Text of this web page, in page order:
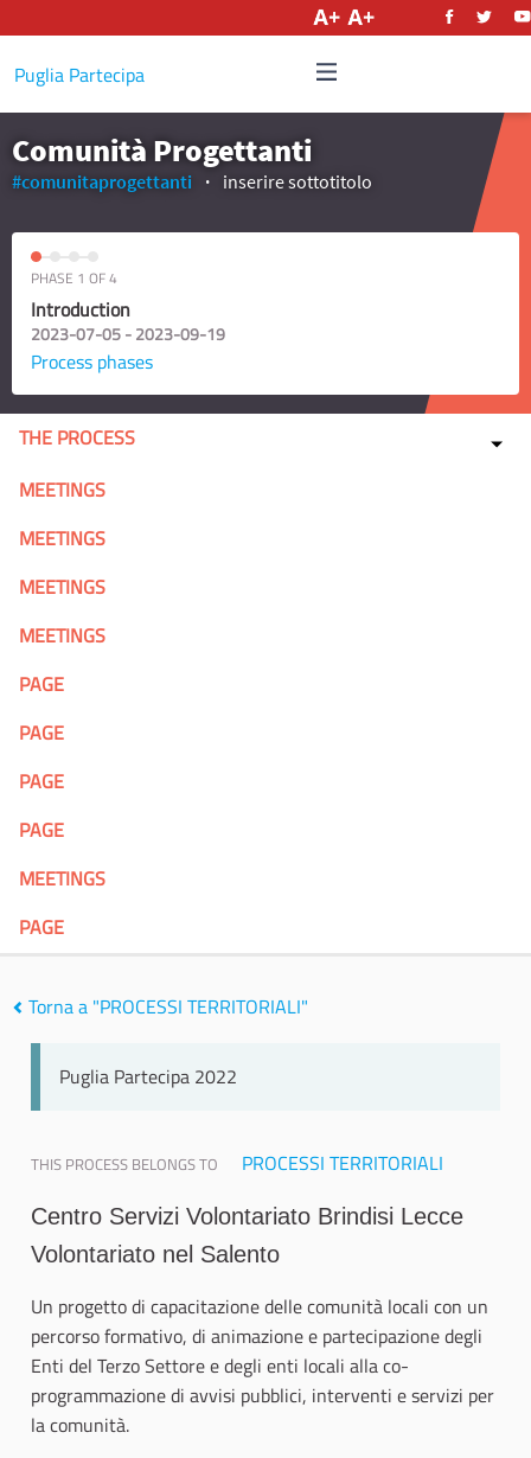
Puglia Partecipa
Comunità Progettanti
#comunitaprogettanti inserire sottotitolo
PHASE 1 OF 4
Introduction
2023-07-05 - 2023-09-19
Process phases
THE PROCESS
MEETINGS
MEETINGS
MEETINGS
MEETINGS
PAGE
PAGE
PAGE
PAGE
MEETINGS
PAGE
Torna a "PROCESSI TERRITORIALI"
Puglia Partecipa 2022
THIS PROCESS BELONGS TO PROCESSI TERRITORIALI
Centro Servizi Volontariato Brindisi Lecce
Volontariato nel Salento
Un progetto di capacitazione delle comunità locali con un
percorso formativo, di animazione e partecipazione degli
Enti del Terzo Settore e degli enti locali alla co-
programmazione di avvisi pubblici, interventi e servizi per
la comunità.